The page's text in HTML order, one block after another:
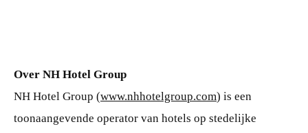
Over NH Hotel Group
NH Hotel Group (www.nhhotelgroup.com) is een
toonaangevende operator van hotels op stedelijke